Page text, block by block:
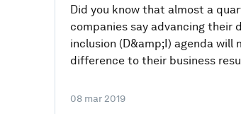
Did you know that almost a
companies say advancing their
inclusion (D&amp;I) agenda will
difference to their business
08 mar 2019